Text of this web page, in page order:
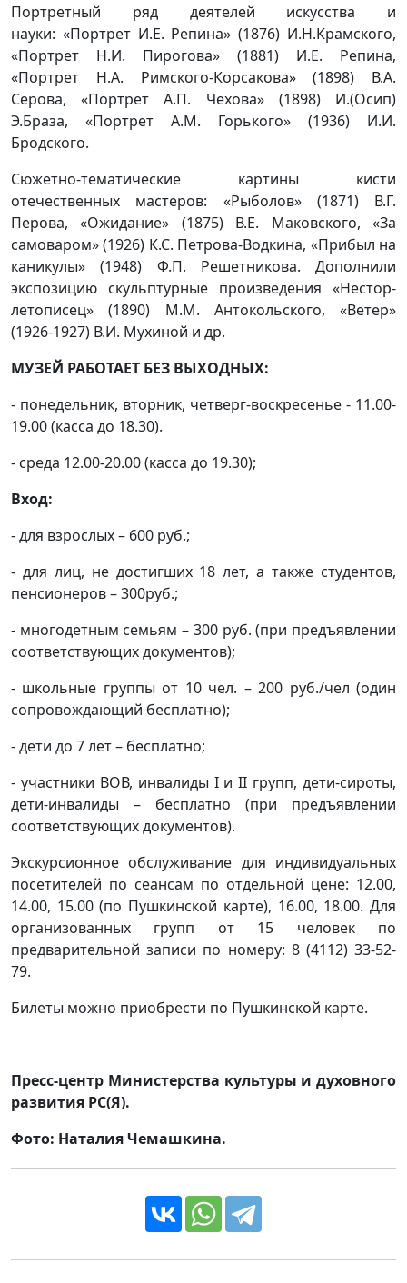
Портретный ряд деятелей искусства и
науки: «Портрет И.Е. Репина» (1876) И.Н.Крамского,
«Портрет Н.И. Пирогова» (1881) И.Е. Репина,
«Портрет Н.А. Римского-Корсакова» (1898) В.А.
Серова, «Портрет А.П. Чехова» (1898) И.(Осип)
Э.Браза, «Портрет А.М. Горького» (1936) И.И.
Бродского.
Сюжетно-тематические картины кисти
отечественных мастеров: «Рыболов» (1871) В.Г.
Перова, «Ожидание» (1875) В.Е. Маковского, «За
самоваром» (1926) К.С. Петрова-Водкина, «Прибыл на
каникулы» (1948) Ф.П. Решетникова. Дополнили
экспозицию скульптурные произведения «Нестор-
летописец» (1890) М.М. Антокольского, «Ветер»
(1926-1927) В.И. Мухиной и др.
МУЗЕЙ РАБОТАЕТ БЕЗ ВЫХОДНЫХ:
- понедельник, вторник, четверг-воскресенье - 11.00-
19.00 (касса до 18.30).
- среда 12.00-20.00 (касса до 19.30);
Вход:
- для взрослых – 600 руб.;
- для лиц, не достигших 18 лет, а также студентов,
пенсионеров – 300руб.;
- многодетным семьям – 300 руб. (при предъявлении
соответствующих документов);
- школьные группы от 10 чел. – 200 руб./чел (один
сопровождающий бесплатно);
- дети до 7 лет – бесплатно;
- участники ВОВ, инвалиды I и II групп, дети-сироты,
дети-инвалиды – бесплатно (при предъявлении
соответствующих документов).
Экскурсионное обслуживание для индивидуальных
посетителей по сеансам по отдельной цене: 12.00,
14.00, 15.00 (по Пушкинской карте), 16.00, 18.00. Для
организованных групп от 15 человек по
предварительной записи по номеру: 8 (4112) 33-52-
79.
Билеты можно приобрести по Пушкинской карте.
Пресс-центр Министерства культуры и духовного
развития РС(Я).
Фото: Наталия Чемашкина.